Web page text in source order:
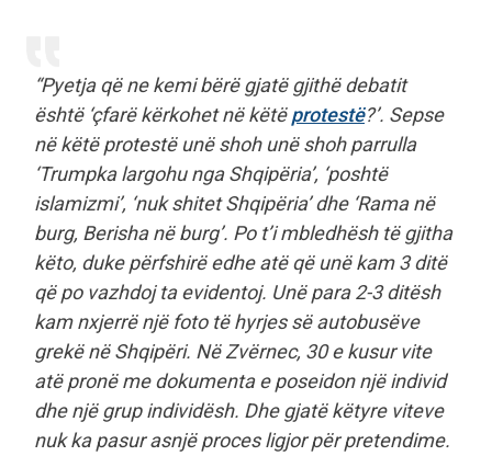
“Pyetja që ne kemi bërë gjatë gjithë debatit
është ‘çfarë kërkohet në këtëprotestë?’. Sepse
në këtë protestë unë shoh unë shoh parrulla
‘Trumpka largohu nga Shqipëria’, ‘poshtë
islamizmi’, ‘nuk shitet Shqipëria’ dhe ‘Rama në
burg, Berisha në burg’. Po t’i mbledhësh të gjitha
këto, duke përfshirë edhe atë që unë kam 3 ditë
që po vazhdoj ta evidentoj. Unë para 2-3 ditësh
kam nxjerrë një foto të hyrjes së autobusëve
grekë në Shqipëri. Në Zvërnec, 30 e kusur vite
atë pronë me dokumenta e poseidon një individ
dhe një grup individësh. Dhe gjatë këtyre viteve
nuk ka pasur asnjë proces ligjor për pretendime.